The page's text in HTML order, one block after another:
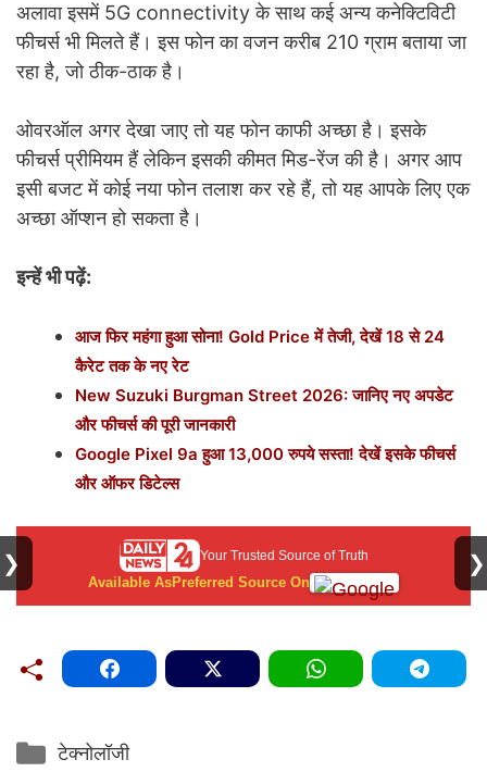
अलावा इसमें 5G connectivity के साथ कई अन्य कनेक्टिविटी
फीचर्स भी मिलते हैं। इस फोन का वजन करीब 210 ग्राम बताया जा
रहा है, जो ठीक-ठाक है।
ओवरऑल अगर देखा जाए तो यह फोन काफी अच्छा है। इसके
फीचर्स प्रीमियम हैं लेकिन इसकी कीमत मिड-रेंज की है। अगर आप
इसी बजट में कोई नया फोन तलाश कर रहे हैं, तो यह आपके लिएएक
अच्छा ऑप्शन हो सकता है।
इन्हें भी पढ़ें:
आज फिर महंगा हुआ सोना! Gold Price में तेजी, देखें 18 से 24
कैरेट तक के नए रेट
New Suzuki Burgman Street 2026: जानिए नए अपडेट
और फीचर्स की पूरी जानकारी
Google Pixel 9a हुआ 13,000 रुपये सस्ता! देखें इसके फीचर्स
और ऑफर डिटेल्स
Your Trusted Source of Truth
Available AsPreferred Source On
Categories
टेक्नोलॉजी
❯ ❯